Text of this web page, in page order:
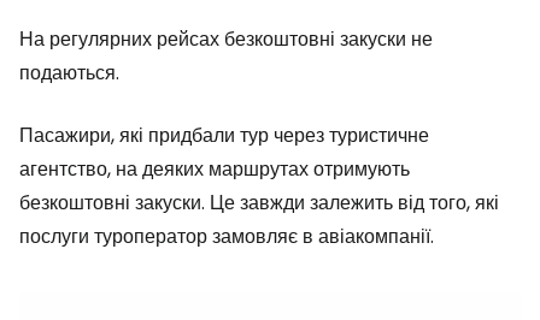
На регулярних рейсах безкоштовні закуски не
подаються.
Пасажири, які придбали тур через туристичне
агентство, на деяких маршрутах отримують
безкоштовні закуски. Це завжди залежить від того, які
послуги туроператор замовляє в авіакомпанії.